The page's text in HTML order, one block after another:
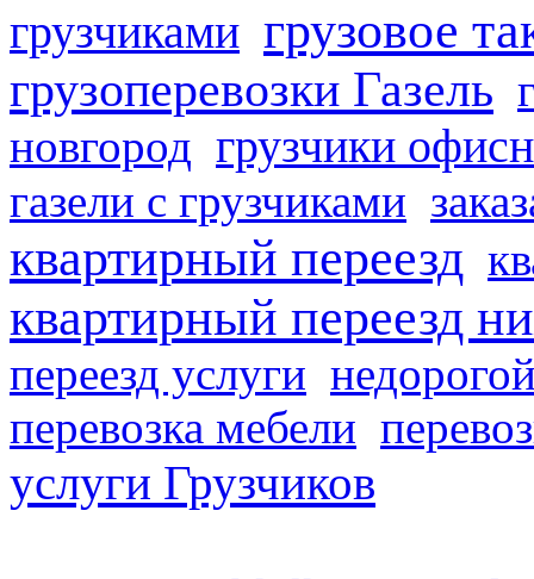
грузчиками грузовое
грузоперевозки Газель
новгород грузчики
газели с грузчиками
квартирный переезд
квартирный переезд
переезд услуги
перевозка мебели
услуги Грузчиков